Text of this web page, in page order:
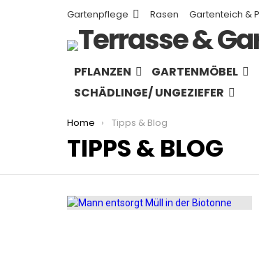
Gartenpflege Rasen Gartenteich &
PFLANZEN GARTENMÖBEL
SCHÄDLINGE/ UNGEZIEFER
You are here:
Home Tipps & Blog
TIPPS & BLOG
MORE